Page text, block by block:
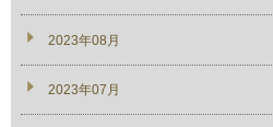
2023年08月
2023年07月